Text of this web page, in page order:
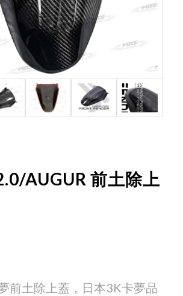
AUGUR 前土除上
前土除上蓋，日本3K卡夢品